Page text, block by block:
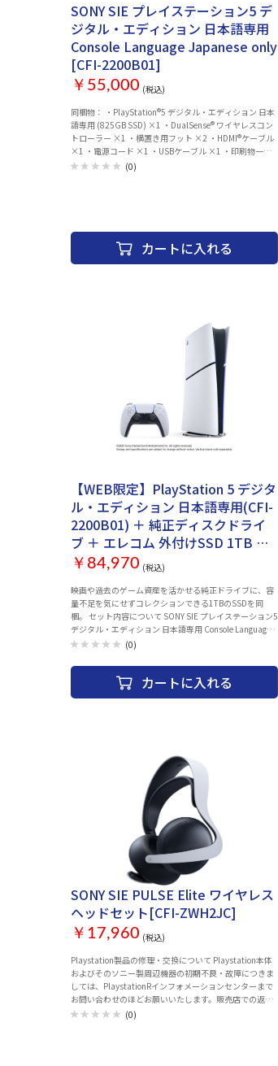
SONY SIE プレイステーション5 デ
ジタル・エディション 日本語専用
Console Language Japanese only
[CFI-2200B01]
￥55,000 (税込)
同梱物： ・PlayStation®5 デジタル・エディション 日本
語専用 (825GB SSD) ×1 ・DualSense® ワイヤレスコン
トローラー ×1 ・横置き用フット ×2 ・HDMI®ケーブル
×1 ・電源コード ×1 ・USBケーブル ×1 ・印刷物一式
×1 ・ASTRO's PLAYROOM™（プリインストールゲー
specifications are subject to change without notice.
Playstation製品の修理・交換について Playstation本体
およびそのソニー製周辺機器の初期不良・故障につきま
しては、PlaystationRインフォメーションセンターまで
ションセンター 電話番号：0570-783-929(一部のIP電話
の場合 050-3754-9800) 受付時間 10:00 ～ 18:00
(0)
カートに入れる
【WEB限定】PlayStation 5 デジタ
ル・エディション 日本語専用(CFI-
2200B01) ＋ 純正ディスクドライ
ブ ＋ エレコム 外付けSSD 1TB セ
ット
￥84,970 (税込)
映画や過去のゲーム資産を活かせる純正ドライブに、容
量不足を気にせずコレクションできる1TBのSSDを同
梱。 セット内容について SONY SIE プレイステーション5
デジタル・エディション 日本語専用 Console Language
Japanese only [CFI-2200B01] × 1 SONY SIE 新型
ELECOM 外付けポータブルSSD 1TB-ブラック [ESD-
EMC1000GBK] × 1 全3点をセットにしてお届けしま
す。
(0)
カートに入れる
SONY SIE PULSE Elite ワイヤレス
ヘッドセット[CFI-ZWH2JC]
￥17,960 (税込)
Playstation製品の修理・交換について Playstation本体
およびそのソニー製周辺機器の初期不良・故障につきま
しては、PlaystationRインフォメーションセンターまで
お問い合わせのほどお願いいたします。販売店での返
品・交換は行っておりません。 また、お買い上げいただ
(0)